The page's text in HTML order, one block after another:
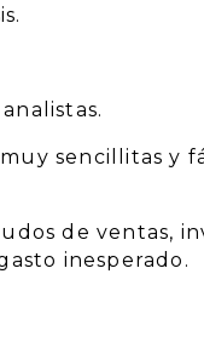
sencillitas y
de ventas,
inesperado.